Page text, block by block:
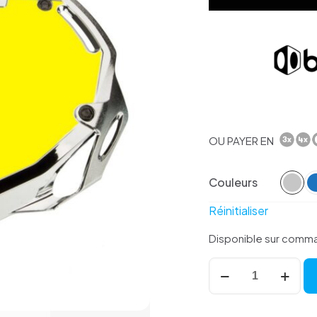
OU PAYER EN
Couleurs
Réinitialiser
Disponible sur
quantité
de
Plaque